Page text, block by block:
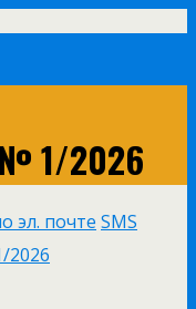
1/2026
эл. почте SMS
2026